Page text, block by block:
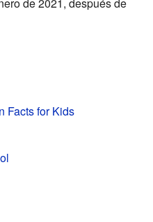
de 2021, después de
Facts for Kids